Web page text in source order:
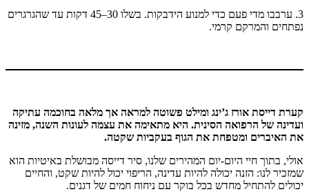
3. ערבבו מדי פעם כדי למנוע הידבקות. בשלו 30–45 דקות עד שהגרגרים
נפתחים והמרקם קרמי.
קערת דייסת אורז ג’ינג ומילט פשוטה למראה אך מלאה בחוכמה עתיקה
ועדינה של הרפואה הסינית. היא מתאימה את עצמה לעונות השנה, מזינה
את האיברים ומטפחת את הגוף בעקביות שקטה.
אולי, בתוך חיי היום-יום המהירים שלנו, סיר דייסה מבושלת באיטיות הוא
שמזכיר לנו: הזנה יכולה להיות עדינה, הריפוי יכול להיות שקט, והחיים
יכולים להתחיל מחדש בכל בוקר עם ניחוח חמים של דגנים.